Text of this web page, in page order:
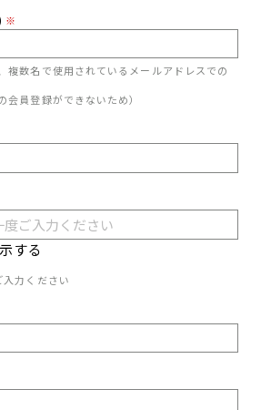
※
複数名で使用されているメールアドレスでの
会員登録ができないため）
する
力ください